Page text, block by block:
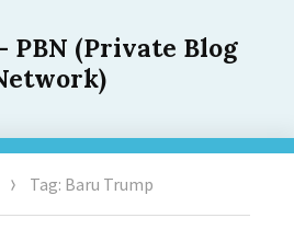
PBN (Private Blog
Tag: Baru Trump